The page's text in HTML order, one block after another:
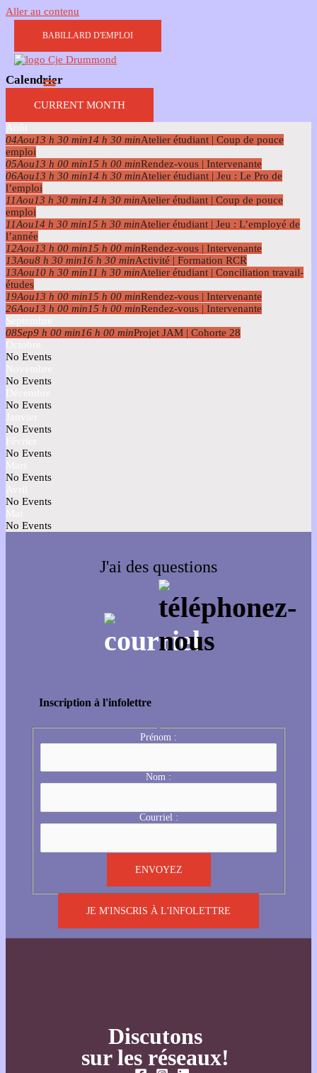
Aller au contenu
BABILLARD D'EMPLOI
Calendrier
Calendrier
CURRENT MONTH
04Aou13 h 30 min14 h 30 minAtelier étudiant | Coup de pouce
emploi
05Aou13 h 00 min15 h 00 minRendez-vous | Intervenante
06Aou13 h 30 min14 h 30 minAtelier étudiant | Jeu : Le Pro de
l’emploi
11Aou13 h 30 min14 h 30 minAtelier étudiant | Coup de pouce
emploi
11Aou14 h 30 min15 h 30 minAtelier étudiant | Jeu : L’employé de
l’année
12Aou13 h 00 min15 h 00 minRendez-vous | Intervenante
13Aou8 h 30 min16 h 30 minActivité | Formation RCR
13Aou10 h 30 min11 h 30 minAtelier étudiant | Conciliation travail-
études
19Aou13 h 00 min15 h 00 minRendez-vous | Intervenante
26Aou13 h 00 min15 h 00 minRendez-vous | Intervenante
08Sep9 h 00 min16 h 00 minProjet JAM | Cohorte 28
No Events
No Events
No Events
No Events
No Events
No Events
No Events
No Events
J'ai des questions
Inscription à l'infolettre
Prénom :
Nom :
Courriel :
JE M'INSCRIS À L'INFOLETTRE
Discutons
sur les réseaux!